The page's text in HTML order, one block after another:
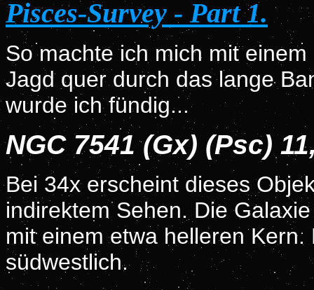
Pisces-Survey - Part 1.
So machte ich mich mit
Jagd quer durch das lange
wurde ich fündig...
NGC 7541 (Gx) (Psc)
Bei 34x erscheint dieses
indirektem Sehen. Die
mit einem etwa helleren
südwestlich.